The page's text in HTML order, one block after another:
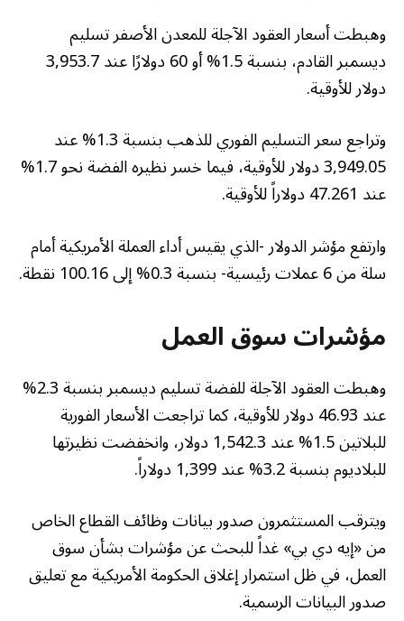
وهبطت أسعار العقود الآجلة للمعدن الأصفر تسليم
ديسمبر القادم، بنسبة 1.5% أو 60 دولارًا عند 3,953.7
دولار للأوقية.
وتراجع سعر التسليم الفوري للذهب بنسبة 1.3% عند
3,949.05 دولار للأوقية، فيما خسر نظيره الفضة نحو 1.7%
عند 47.261 دولاراً للأوقية.
وارتفع مؤشر الدولار -الذي يقيس أداء العملة الأمريكية أمام
سلة من 6 عملات رئيسية- بنسبة 0.3% إلى 100.16 نقطة.
مؤشرات سوق العمل
وهبطت العقود الآجلة للفضة تسليم ديسمبر بنسبة 2.3%
عند 46.93 دولار للأوقية، كما تراجعت الأسعار الفورية
للبلاتين 1.5% عند 1,542.3 دولار، وانخفضت نظيرتها
للبلاديوم بنسبة 3.2% عند 1,399 دولاراً.
ويترقب المستثمرون صدور بيانات وظائف القطاع الخاص
من «إيه دي بي» غداً للبحث عن مؤشرات بشأن سوق
العمل، في ظل استمرار إغلاق الحكومة الأمريكية مع تعليق
صدور البيانات الرسمية.